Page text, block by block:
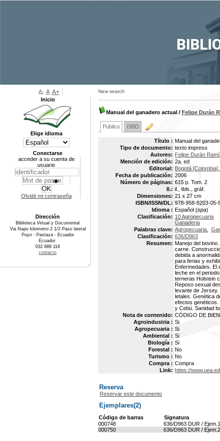
New search
Manual del ganadero actual / Felipe Durán
Público ISBD
Título : Manual del
Tipo de documento: texto impreso
Autores: Felipe Durán
Mención de edición: 2a. ed
Editorial: Bogotá
Fecha de publicación: 2006
Número de páginas: 615 p. Tom. 2
Il.: il., tbls., gráf.
Dimensiones: 21 x 27 cm
ISBN/ISSN/DL: 978-958-8203-05-
Idioma : Español (spa)
Clasificación: 10 Agropecuaria
Ganaderia
Palabras clave: Agropecuaria.
Clasificación: 636/D963
Resumen: Manejo del
carne.
debida a
para ferias y
Enfermedades. El
leche en el
terneras Holstein
Reposo sexual
levante de Jersey.
letales. Genética
efectos genéticos.
y Cebú. Sanidad
Nota de contenido: CÓDIGO DE
Agroindustria : Si
Agropecuaria : Si
Ambiental : Si
Biología : Si
Forestal : No
Turismo : No
Compra : Compra
Link: https://
Reserva
Reservar este documento
Ejemplares(2)
Código de barras
Signatura
000748
636/D963 DUR / Ejem.1
000750
636/D963 DUR / Ejem.2
A- A A+
Inicio
Elige idioma
Conectarse
acceder a su cuenta de
usuario
Olvidé mi contraseña
Dirección
Biblioteca Virtual y Documental
Via Napo kilometro 2 1/2 Paso lateral
Puyo - Pastaza - Ecuador
Ecuador
032 889 118
contacto